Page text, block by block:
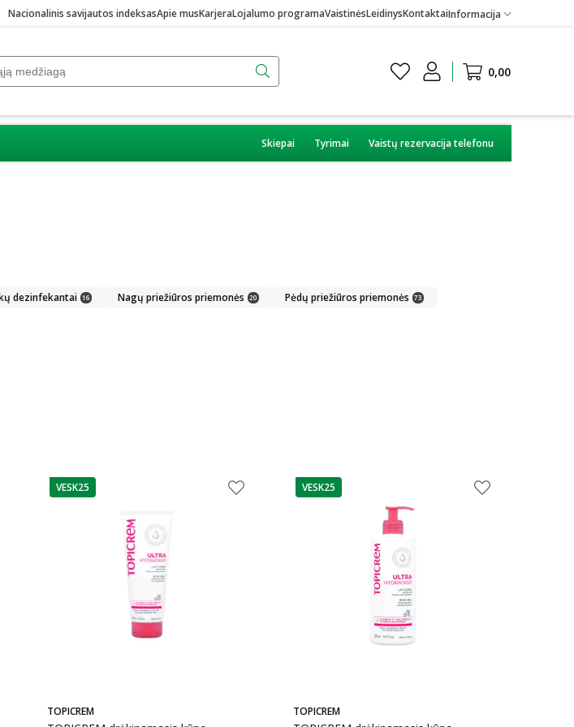
Nacionalinis savijautos indeksasApie musKarjeraLojalumo programaVaistinėsLeidinysKontaktaiInformacija
0,00
Skiepai Tyrimai Vaistų rezervacija telefonu
dezinfekantai 16 Nagų priežiūros priemonės 20 Pėdų priežiūros priemonės 73
patarimas
VESK25
TOPICREM
patarimas
VESK25
TOPICREM